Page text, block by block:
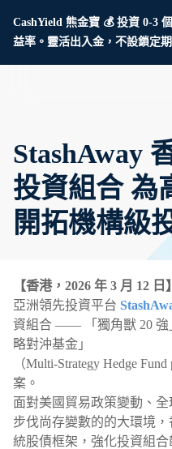
CashYield 熊金寶 💰 投資 0-3
益率。靈活出入金，不設鎖定
StashAway
投資組合 為
開拓機構級
【香港，2026 年 3 月 12 日】
亞洲領先投資平台
資組合 —— 「獨角獸 20 強
略對沖基金」
（Multi-Strategy Hedge
案。
面對美國貿易政策變動、
步伐尚存變數的的大環境
統股債框架，強化投資組合